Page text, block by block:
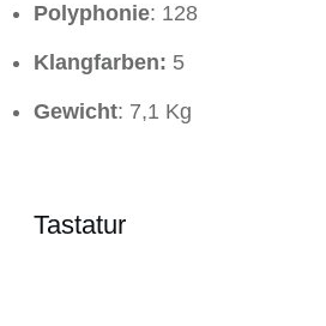
Polyphonie: 128
Klangfarben: 5
Gewicht: 7,1 Kg
Tastatur